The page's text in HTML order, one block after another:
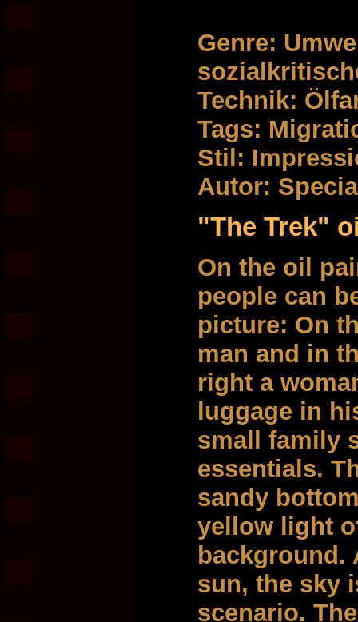
Genre:
Technik:
Tags:
Stil:
Autor:
"The Trek"
On the oil
people can
picture: On
man and in
right a
luggage in
small family
essentials.
sandy
yellow light
background.
sun, the sky
scenario.